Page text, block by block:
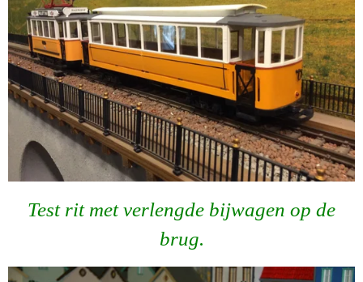
Test rit met verlengde bijwagen op de
brug.